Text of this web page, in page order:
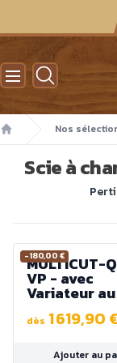
Accueil
Nos
Scie à
-180,00 €
MULTICUT-
VP - avec
Variateur
Col de
mm - 230V
dès 1 619,90
Ajouter au